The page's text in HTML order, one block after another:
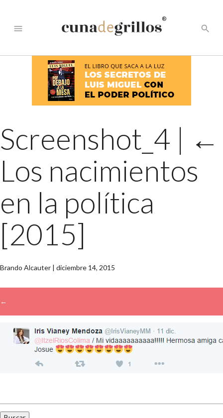
menu
®
search
Screenshot_4 | ←
Los nacimientos
en la política
[2015]
Brando Alcauter | diciembre 14, 2015
←